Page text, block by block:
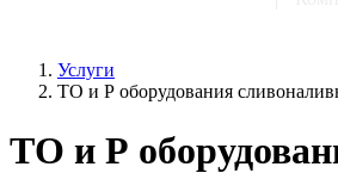
Услуги
ТО и Р оборудования
ТО и Р